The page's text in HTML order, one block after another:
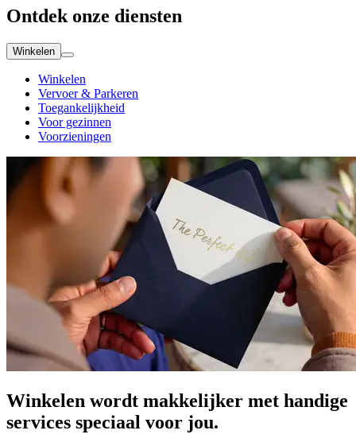
Ontdek onze diensten
Winkelen
Winkelen
Vervoer & Parkeren
Toegankelijkheid
Voor gezinnen
Voorzieningen
Winkelen wordt makkelijker met handige
services speciaal voor jou.